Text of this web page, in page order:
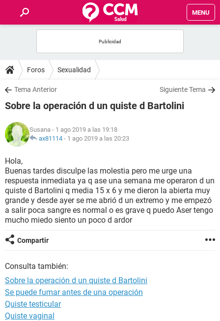
MENU
FOROS
SALUD
NUTRICIÓN
BIENESTAR
SEXUALIDAD
GLOSARIO
Foros Sexualidad
Tema Anterior Siguiente Tema
Sobre la operación d un quiste d Bartolini
Susana - 1 ago 2019 a las 19:18
ax81114 - 1 ago 2019 a las 20:23
Hola,
Buenas tardes disculpe las molestia pero me urge una
respuesta inmediata ya q ase una semana me operaron d un
quiste d Bartolini q media 15 x 6 y me dieron la abierta muy
grande y desde ayer se me abrió d un extremo y me empezó
a salir poca sangre es normal o es grave q puedo Aser tengo
mucho miedo siento un poco d ardor
Compartir
Consulta también:
Sobre la operación d un quiste d Bartolini
Se puede fumar antes de una operación
Quiste testicular
Quiste vaginal